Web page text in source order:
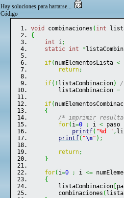
Hay soluciones para hartarse...
Código
void combinaciones ( int
{
int i;
static int *
if( numElementosLista <
return;
if( ! listaCombinacion)
/
listaCombinacion =
if(
{
/* imprimir
for( i=0 ; i < paso
printf( "%d " ,
printf( "\n" ) ;
return;
}
for( i=0 ; i <=
{
listaCombinacion[
combinaciones (